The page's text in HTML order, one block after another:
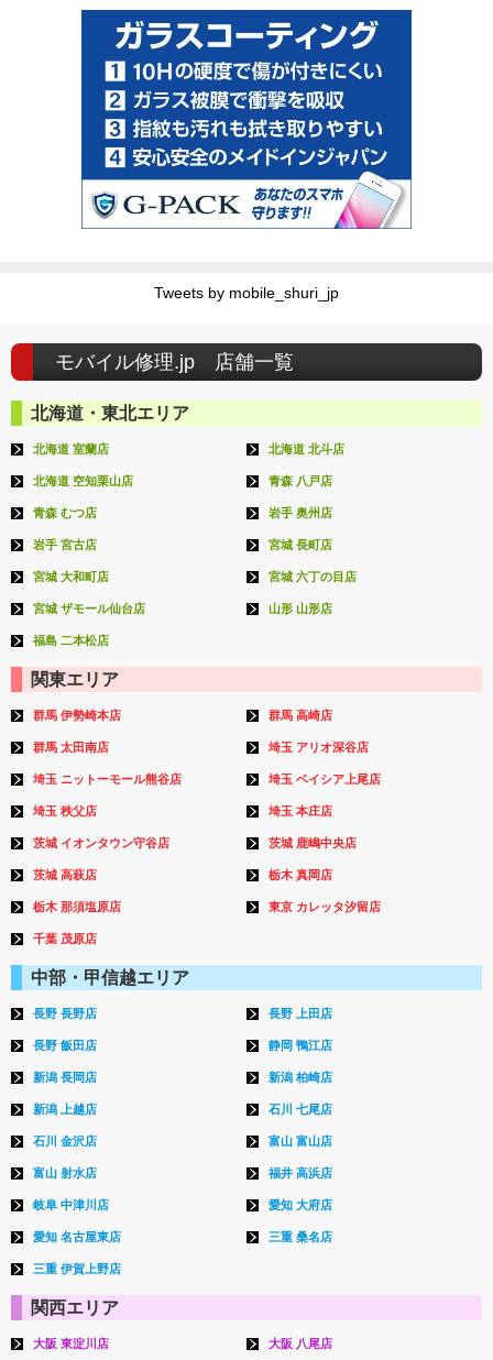
Tweets by mobile_shuri_jp
モバイル修理.jp 店舗一覧
北海道・東北エリア
北海道 室蘭店 北海道 北斗店
北海道 空知栗山店 青森 八戸店
青森 むつ店 岩手 奥州店
岩手 宮古店 宮城 長町店
宮城 大和町店 宮城 六丁の目店
宮城 ザモール仙台店 山形 山形店
福島 二本松店
関東エリア
群馬 伊勢崎本店 群馬 高崎店
群馬 太田南店 埼玉 アリオ深谷店
埼玉 ニットーモール熊谷店 埼玉 ベイシア上尾店
埼玉 秩父店 埼玉 本庄店
茨城 イオンタウン守谷店 茨城 鹿嶋中央店
茨城 高萩店 栃木 真岡店
栃木 那須塩原店 東京 カレッタ汐留店
千葉 茂原店
中部・甲信越エリア
長野 長野店 長野 上田店
長野 飯田店 静岡 鴨江店
新潟 長岡店 新潟 柏崎店
新潟 上越店 石川 七尾店
石川 金沢店 富山 富山店
富山 射水店 福井 高浜店
岐阜 中津川店 愛知 大府店
愛知 名古屋東店 三重 桑名店
三重 伊賀上野店
関西エリア
大阪 東淀川店 大阪 八尾店